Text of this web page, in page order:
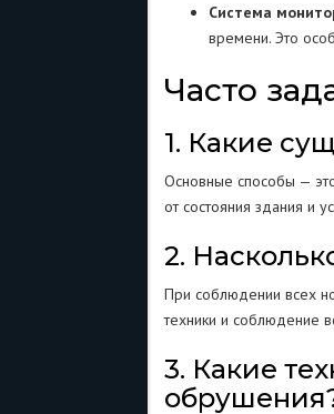
Система
времени. Это
Часто
1. Какие
Основные способы —
от состояния здания и
2.
При соблюдении всех
техники и соблюдение
3. Какие